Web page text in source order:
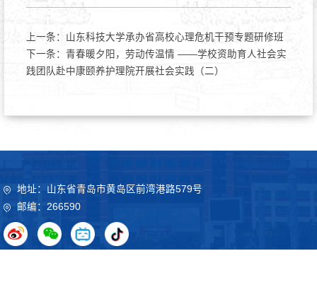
上一条： 山东科技大学承办省高校心理危机干预专题研修班
下一条： 青春暖夕阳，劳动传温情 ——学校资助育人社会实
践团队赴中康颐养护理院开展社会实践（二）
地址：山东省青岛市黄岛区前湾港路579号
邮编：266590